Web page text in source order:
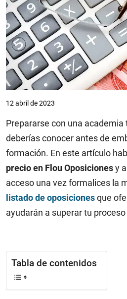
12 abril de 2023
Prepararse con una academia
deberías conocer antes de
formación. En este artículo
precio en Flou Oposicionesy
acceso una vez formalices la
listado de oposicionesque
ayudarán a superar tu
Tabla de contenidos